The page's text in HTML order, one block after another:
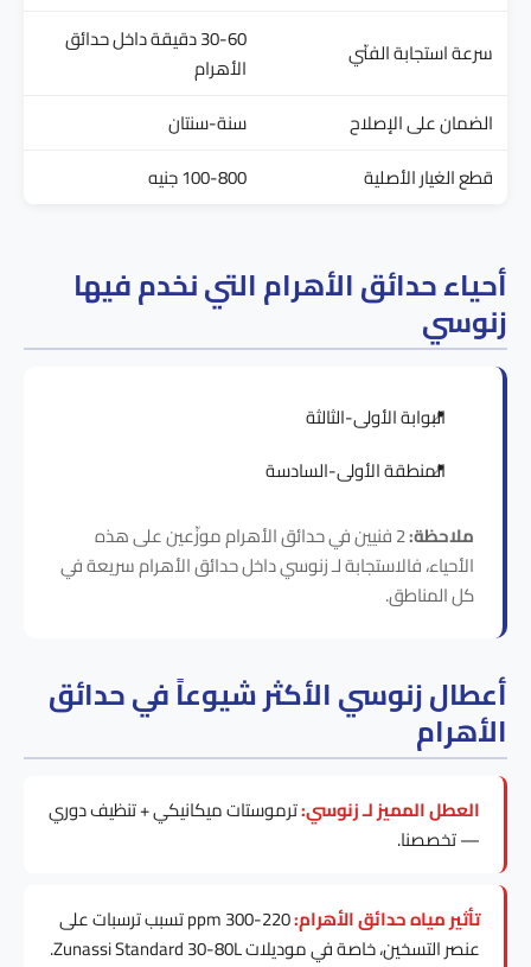
سرعة استجابة الفنّي
30-60 دقيقة داخل حدائق
الأهرام
الضمان على الإصلاح
سنة-سنتان
قطع الغيار الأصلية
100-800 جنيه
أحياء حدائق الأهرام التي نخدم فيها
زنوسي
البوابة الأولى-الثالثة
المنطقة الأولى-السادسة
ملاحظة: 2 فنيين في حدائق الأهرام موزّعين على هذه
الأحياء، فالاستجابة لـ زنوسي داخل حدائق الأهرام سريعة في
كل المناطق.
أعطال زنوسي الأكثر شيوعاً في حدائق
الأهرام
العطل المميز لـ زنوسي:ترموستات ميكانيكي + تنظيف دوري
— تخصصنا.
تأثير مياه حدائق الأهرام:
220-300 ppm تسبب ترسبات على
عنصر التسخين، خاصة في موديلات Zunassi Standard 30-80L.